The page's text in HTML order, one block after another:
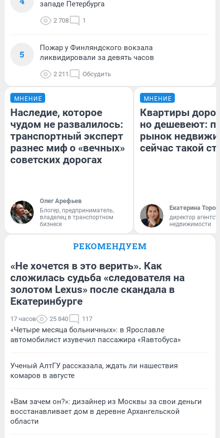
западе Петербурга
2 708 1
5
Пожар у Финляндского вокзала
ликвидировали за девять часов
2 211 Обсудить
МНЕНИЕ
Наследие, которое
чудом не развалилось:
транспортный эксперт
разнес миф о «вечных»
советских дорогах
Олег Арефьев
Блогер, предприниматель,
владелец в транспортном
бизнесе
МНЕНИЕ
Квартиры
но дешевеют:
рынок
сейчас такой
Екатерина
директор
недвижимости
РЕКОМЕНДУЕМ
«Не хочется в это верить». Как
сложилась судьба «следователя на
золотом Lexus» после скандала в
Екатеринбурге
17 часов 25 840 117
«Четыре месяца больничных»: в Ярославле
автомобилист изувечил пассажира «Яавтобуса»
Ученый АлтГУ рассказала, ждать ли нашествия
комаров в августе
«Вам зачем он?»: дизайнер из Москвы за свои деньги
восстанавливает дом в деревне Архангельской
области